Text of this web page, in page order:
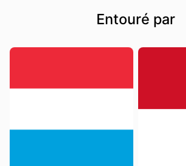
Entouré par